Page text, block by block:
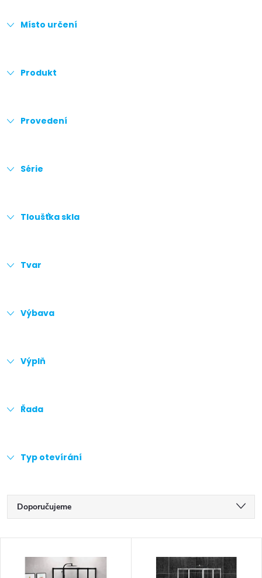
Místo určení
Produkt
Provedení
Série
Tloušťka skla
Tvar
Výbava
Výplň
Řada
Typ otevírání
Ř
a
Doporučujeme